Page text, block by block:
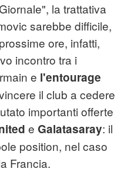
la trattativa
sarebbe difficile,
ore, infatti,
incontro tra i
e l'entourage
il club a cedere
importanti offerte
e Galatasaray: il
position, nel caso
Francia.